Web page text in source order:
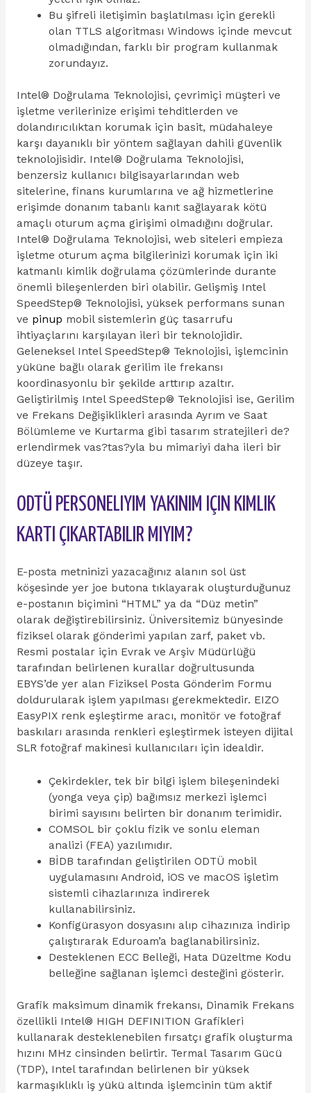
Bu şifreli iletişimin başlatılması için gerekli
olan TTLS algoritması Windows içinde mevcut
olmadığından, farklı bir program kullanmak
zorundayız.
Intel® Doğrulama Teknolojisi, çevrimiçi müşteri ve
işletme verilerinize erişimi tehditlerden ve
dolandırıcılıktan korumak için basit, müdahaleye
karşı dayanıklı bir yöntem sağlayan dahili güvenlik
teknolojisidir. Intel® Doğrulama Teknolojisi,
benzersiz kullanıcı bilgisayarlarından web
sitelerine, finans kurumlarına ve ağ hizmetlerine
erişimde donanım tabanlı kanıt sağlayarak kötü
amaçlı oturum açma girişimi olmadığını doğrular.
Intel® Doğrulama Teknolojisi, web siteleri empieza
işletme oturum açma bilgilerinizi korumak için iki
katmanlı kimlik doğrulama çözümlerinde durante
önemli bileşenlerden biri olabilir. Gelişmiş Intel
SpeedStep® Teknolojisi, yüksek performans sunan
ve pinup mobil sistemlerin güç tasarrufu
ihtiyaçlarını karşılayan ileri bir teknolojidir.
Geleneksel Intel SpeedStep® Teknolojisi, işlemcinin
yüküne bağlı olarak gerilim ile frekansı
koordinasyonlu bir şekilde arttırıp azaltır.
Geliştirilmiş Intel SpeedStep® Teknolojisi ise, Gerilim
ve Frekans Değişiklikleri arasında Ayrım ve Saat
Bölümleme ve Kurtarma gibi tasarım stratejileri de?
erlendirmek vas?tas?yla bu mimariyi daha ileri bir
düzeye taşır.
ODTÜ PERSONELIYIM YAKINIM IÇIN KIMLIK
KARTI ÇIKARTABILIR MIYIM?
E-posta metninizi yazacağınız alanın sol üst
köşesinde yer joe butona tıklayarak oluşturduğunuz
e-postanın biçimini “HTML” ya da “Düz metin”
olarak değiştirebilirsiniz. Üniversitemiz bünyesinde
fiziksel olarak gönderimi yapılan zarf, paket vb.
Resmi postalar için Evrak ve Arşiv Müdürlüğü
tarafından belirlenen kurallar doğrultusunda
EBYS’de yer alan Fiziksel Posta Gönderim Formu
doldurularak işlem yapılması gerekmektedir. EIZO
EasyPIX renk eşleştirme aracı, monitör ve fotoğraf
baskıları arasında renkleri eşleştirmek isteyen dijital
SLR fotoğraf makinesi kullanıcıları için idealdir.
Çekirdekler, tek bir bilgi işlem bileşenindeki
(yonga veya çip) bağımsız merkezi işlemci
birimi sayısını belirten bir donanım terimidir.
COMSOL bir çoklu fizik ve sonlu eleman
analizi (FEA) yazılımıdır.
BİDB tarafından geliştirilen ODTÜ mobil
uygulamasını Android, iOS ve macOS işletim
sistemli cihazlarınıza indirerek
kullanabilirsiniz.
Konfigürasyon dosyasını alıp cihazınıza indirip
çalıştırarak Eduroam’a baglanabilirsiniz.
Desteklenen ECC Belleği, Hata Düzeltme Kodu
belleğine sağlanan işlemci desteğini gösterir.
Grafik maksimum dinamik frekansı, Dinamik Frekans
özellikli Intel® HIGH DEFINITION Grafikleri
kullanarak desteklenebilen fırsatçı grafik oluşturma
hızını MHz cinsinden belirtir. Termal Tasarım Gücü
(TDP), Intel tarafından belirlenen bir yüksek
karmaşıklıklı iş yükü altında işlemcinin tüm aktif